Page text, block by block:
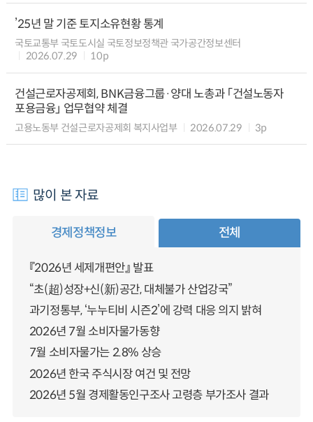
’25년 말 기준 토지소유현황 통계
국토교통부 국토도시실 국토정보정책관 국가공간정보센터
2026.07.29
10p
건설근로자공제회, BNK금융그룹·양대 노총과 「건설노동자
포용금융」 업무협약 체결
고용노동부 건설근로자공제회 복지사업부 2026.07.29 3p
많이 본 자료
경제정책정보 전체
『2026년 세제개편안』 발표
“초(超)성장+신(新)공간, 대체불가 산업강국”
과기정통부, ‘누누티비 시즌2’에 강력 대응 의지 밝혀
2026년 7월 소비자물가동향
7월 소비자물가는 2.8% 상승
2026년 한국 주식시장 여건 및 전망
2026년 5월 경제활동인구조사 고령층 부가조사 결과